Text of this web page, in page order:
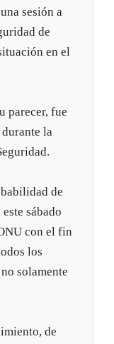
sesión a
de
en el
parecer, fue
la
de
sábado
con el fin
los
solamente
de